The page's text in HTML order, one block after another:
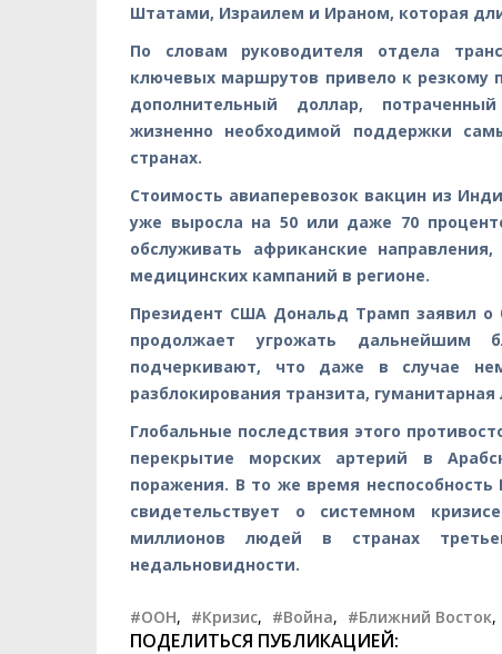
Штатами, Израилем и Ираном, которая
По словам руководителя отдела
ключевых маршрутов привело к резкому
дополнительный доллар,
жизненно необходимой поддержки
странах.
Стоимость авиаперевозок вакцин из
уже выросла на 50 или даже 70
обслуживать африканские
медицинских кампаний в регионе.
Президент США Дональд Трамп заявил о
продолжает угрожать дальнейшим
подчеркивают, что даже в случае
разблокирования транзита,
Глобальные последствия этого
перекрытие морских артерий в
поражения. В то же время неспособность
свидетельствует о системном
миллионов людей в странах
недальновидности.
#ООН, #Кризис, #Война, #Ближний Восток,
ПОДЕЛИТЬСЯ ПУБЛИКАЦИЕЙ: